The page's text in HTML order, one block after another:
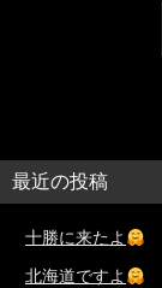
最近の投稿
十勝に来たよ
北海道ですよ